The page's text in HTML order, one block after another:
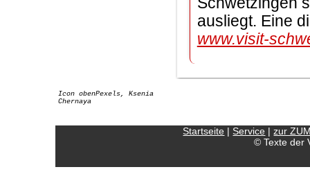
ausliegt. Eine
www.visit-
Icon obenPexels, Ksenia
Chernaya
Startseite |Service |zur
© Texte der